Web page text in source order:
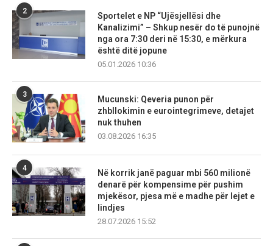
2
Sportelet e NP “Ujësjellësi dhe
Kanalizimi” – Shkup nesër do të punojnë
nga ora 7:30 deri në 15:30, e mërkura
është ditë jopune
05.01.2026 10:36
3
Mucunski: Qeveria punon për
zhbllokimin e eurointegrimeve, detajet
nuk thuhen
03.08.2026 16:35
4
Në korrik janë paguar mbi 560 milionë
denarë për kompensime për pushim
mjekësor, pjesa më e madhe për lejet e
lindjes
28.07.2026 15:52